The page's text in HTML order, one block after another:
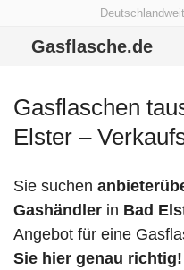
Gasflasche.de
Gasflaschen
Elster –
Sie suchen
Gashändler in Bad
Angebot für eine
Sie hier genau richtig!